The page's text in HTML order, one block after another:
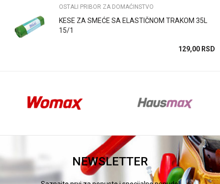
POŠALJI
OSTALI PRIBOR ZA DOMAĆINSTVO
KESE ZA SMEĆE SA ELASTIČNOM TRAKOM 35L
15/1
129,00 RSD
NEWSLETTER